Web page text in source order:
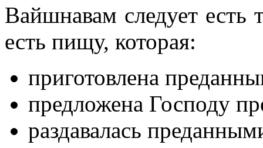
Вайшнавам следует есть
есть пищу, которая:
приготовлена
предложена Господу
раздавалась